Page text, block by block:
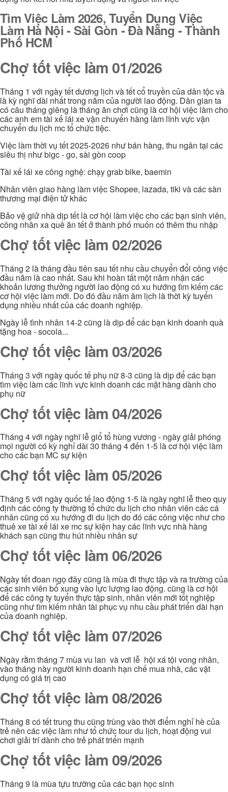
Tìm Việc Làm 2026, Tuyển Dụng Việc
Làm Hà Nội - Sài Gòn - Đà Nẵng - Thành
Phố HCM
Chợ tốt việc làm 01/2026
Tháng 1 với ngày tết dương lịch và tết cổ truyền của dân tộc và
là kỳ nghĩ dài nhất trong năm của người lao động. Dân gian ta
có câu tháng giêng là tháng ăn chơi cũng là cơ hội việc làm cho
các anh em tài xế lái xe vận chuyển hàng làm lĩnh vực vận
chuyển du lịch mc tổ chức tiệc.
Việc làm thời vụ tết 2025-2026 như bán hàng, thu ngân tại các
siêu thị như bigc - go, sài gòn coop
Tài xế lái xe công nghệ: chạy grab bike, baemin
Nhân viên giao hàng làm việc Shopee, lazada, tiki và các sàn
thương mại điện tử khác
Bảo vệ giử nhà dịp tết là cơ hội làm việc cho các bạn sinh viên,
công nhân xa quê ăn tết ở thành phố muốn có thêm thu nhập
Chợ tốt việc làm 02/2026
Tháng 2 là tháng đầu tiên sau tết nhu cầu chuyển đổi công việc
đầu năm là cao nhất. Sau khi hoàn tất một năm nhận các
khoản lương thưởng người lao động có xu hướng tìm kiếm các
cơ hội việc làm mới. Do đó đầu năm âm lịch là thời kỳ tuyển
dụng nhiều nhất của các doanh nghiệp.
Ngày lễ tình nhân 14-2 cũng là dịp để các bạn kinh doanh quà
tặng hoa - socola...
Chợ tốt việc làm 03/2026
Tháng 3 với ngày quốc tế phụ nữ 8-3 cũng là dịp để các bạn
tìm việc làm các lĩnh vực kinh doanh các mặt hàng dành cho
phụ nữ
Chợ tốt việc làm 04/2026
Tháng 4 với ngày nghĩ lễ giổ tổ hùng vương - ngày giải phóng
mọi người có kỳ nghỉ dài 30 tháng 4 đến 1-5 là cơ hội việc làm
cho các bạn MC sự kiện
Chợ tốt việc làm 05/2026
Tháng 5 với ngày quốc tế lao động 1-5 là ngày nghĩ lễ theo quy
định các công ty thường tổ chức du lịch cho nhân viên các cá
nhân cũng có xu hướng đi du lịch do đó các công việc như cho
thuê xe tài xế lái xe mc sự kiện hay các lĩnh vực nhà hàng
khách sạn cũng thu hút nhiều nhân sự
Chợ tốt việc làm 06/2026
Ngày tết đoan ngọ đây cũng là mùa đi thực tập và ra trường của
các sinh viên bổ xung vào lực lượng lao động. cũng là cơ hội
để các công ty tuyển thực tập sinh, nhân viên mới tốt nghiệp
cũng như tìm kiếm nhân tài phục vụ nhu cầu phát triển dài hạn
của doanh nghiệp.
Chợ tốt việc làm 07/2026
Ngày rằm tháng 7 mùa vu lan và vơi lễ hội xá tội vong nhân,
vào tháng này người kinh doanh hạn chế mua nhà, các vật
dụng có giá trị cao
Chợ tốt việc làm 08/2026
Tháng 8 có tết trung thu cũng trùng vào thời điểm nghỉ hè của
trẻ nên các việc làm như tổ chức tour du lịch, hoạt động vui
chơi giải trí dành cho trẻ phát triển mạnh
Chợ tốt việc làm 09/2026
Tháng 9 là mùa tựu trường của các bạn học sinh